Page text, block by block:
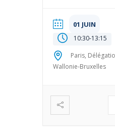
01 JUIN
10:30-13:15
Paris,
Wallonie-Bruxelles